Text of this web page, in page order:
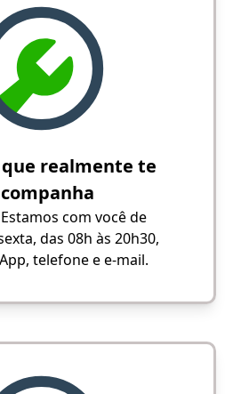
realmente te
com você de
das 08h às 20h30,
telefone e e-mail.